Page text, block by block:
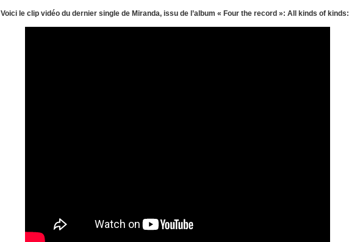
Voici le clip vidéo du dernier single de Miranda, issu de l’album « Four the record »: All kinds of kinds: